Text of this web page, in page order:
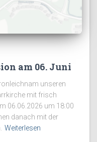
am 06. Juni
unseren
mit frisch
06.06.2026 um 18:00
danach mit der
Weiterlesen